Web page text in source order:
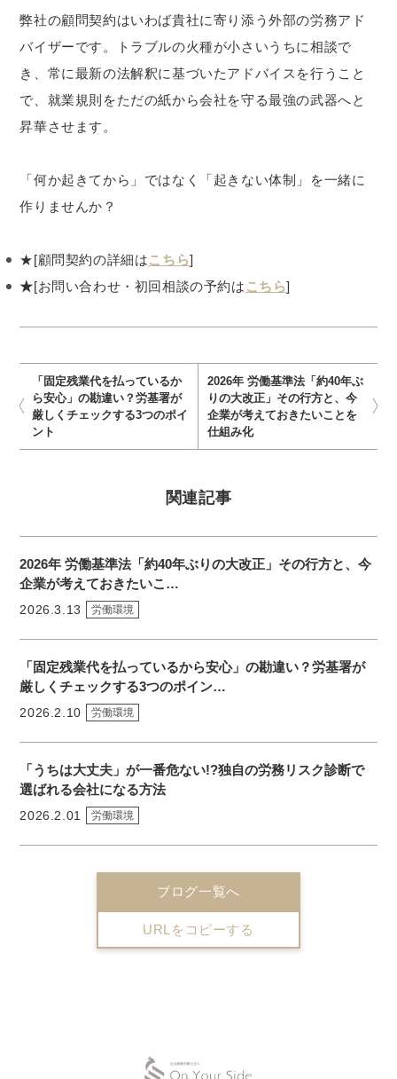
弊社の顧問契約はいわば貴社に寄り添う外部の労務アド
バイザーです。トラブルの火種が小さいうちに相談で
き、常に最新の法解釈に基づいたアドバイスを行うこと
で、就業規則をただの紙から会社を守る最強の武器へと
昇華させます。
「何か起きてから」ではなく「起きない体制」を一緒に
作りませんか？
★[顧問契約の詳細はこちら]
★[お問い合わせ・初回相談の予約は こちら]
「固定残業代を払っているか
ら安心」の勘違い？労基署が
厳しくチェックする3つのポイ
ント
2026年 労働基準法「約40年ぶ
りの大改正」その行方と、今
企業が考えておきたいことを
仕組み化
関連記事
2026年 労働基準法「約40年ぶりの大改正」その行方と、今
企業が考えておきたいこ…
2026.3.13 労働環境
「固定残業代を払っているから安心」の勘違い？労基署が
厳しくチェックする3つのポイン…
2026.2.10 労働環境
「うちは大丈夫」が一番危ない!?独自の労務リスク診断で
選ばれる会社になる方法
2026.2.01 労働環境
ブログ一覧へ
URLをコピーする